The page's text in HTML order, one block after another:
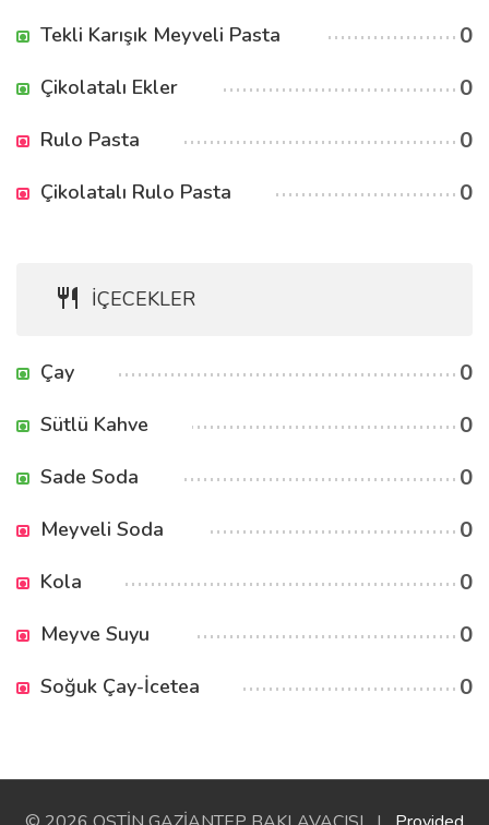
Tekli Karışık Meyveli Pasta 0
Çikolatalı Ekler 0
Rulo Pasta 0
Çikolatalı Rulo Pasta 0
İÇECEKLER
Çay 0
Sütlü Kahve 0
Sade Soda 0
Meyveli Soda 0
Kola 0
Meyve Suyu 0
Soğuk Çay-İcetea 0